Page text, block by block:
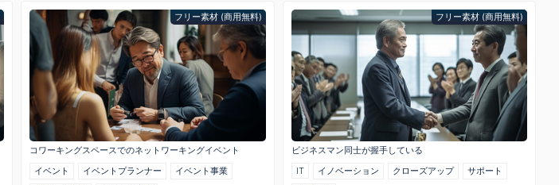
フリー素材 (商用無料)
コワーキングスペースでのネットワーキングイベント
イベント
イベントプランナー
イベント事業
フリー素材 (商用無料)
ビジネスマン同士が握手している
IT
イノベーション クローズアップ
サポート